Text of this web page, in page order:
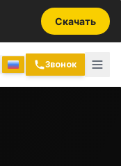
Скачать
Звонок